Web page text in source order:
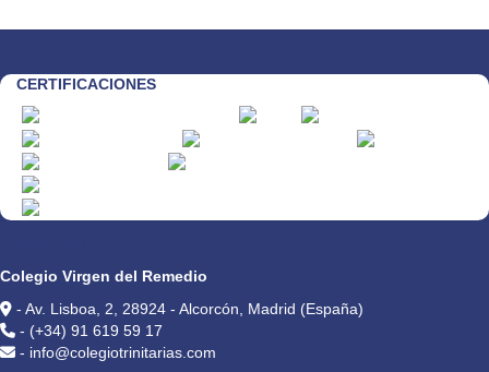
CERTIFICACIONES
Colegio Virgen del Remedio
- Av. Lisboa, 2, 28924 - Alcorcón, Madrid (España)
- (+34) 91 619 59 17
- info@colegiotrinitarias.com